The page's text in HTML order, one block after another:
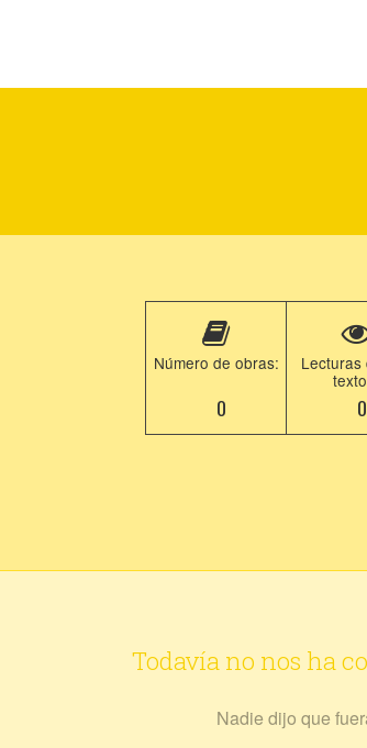
Número de obras:
0
Lecturas
0
Todavía no nos ha
Nadie dijo que